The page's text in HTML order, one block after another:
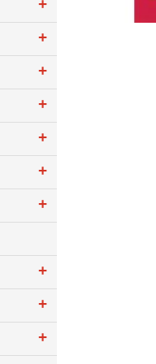
+
+
+
+
+
+
+
+
+
+